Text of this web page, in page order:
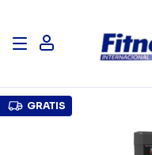
GRATIS